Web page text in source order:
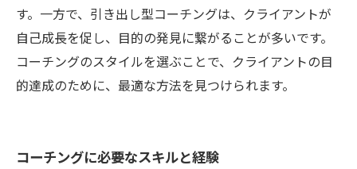
す。一方で、引き出し型コーチングは、クライアントが
自己成長を促し、目的の発見に繋がることが多いです。
コーチングのスタイルを選ぶことで、クライアントの目
的達成のために、最適な方法を見つけられます。
コーチングに必要なスキルと経験